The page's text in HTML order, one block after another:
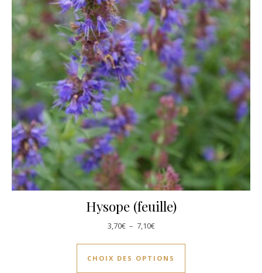
Hysope (feuille)
3,70€ – 7,10€Plage de prix : 3,70€ à 7,10€
CHOIX DES OPTIONS
Ce produit a